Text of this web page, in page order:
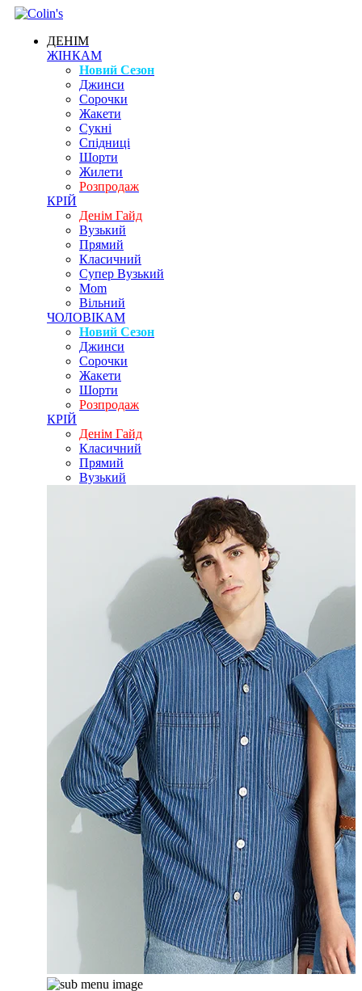
ДЕНІМ
ЖІНКАМ
Новий Сезон
Джинси
Сорочки
Жакети
Сукні
Спідниці
Шорти
Жилети
Розпродаж
КРІЙ
Денім Гайд
Вузький
Прямий
Класичний
Супер Вузький
Mom
Вільний
ЧОЛОВІКАМ
Новий Сезон
Джинси
Сорочки
Жакети
Шорти
Розпродаж
КРІЙ
Денім Гайд
Класичний
Прямий
Вузький